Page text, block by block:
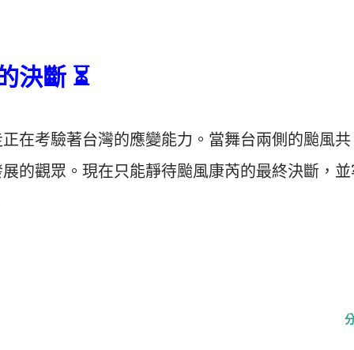
決斷 ⏳
在考驗著台灣的應變能力。當舞台兩側的颱風共
的觀眾。現在只能靜待颱風康芮的最終決斷，